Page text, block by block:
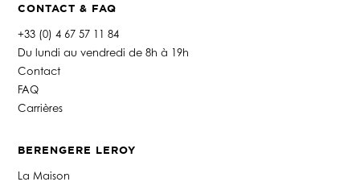
CONTACT & FAQ
+33 (0) 4 67 57 11 84
Du lundi au vendredi de 8h à 19h
Contact
FAQ
Carrières
BERENGERE LEROY
La Maison